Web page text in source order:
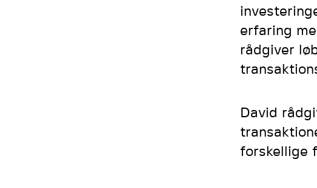
erfaring
rådgiver
David
forskellige